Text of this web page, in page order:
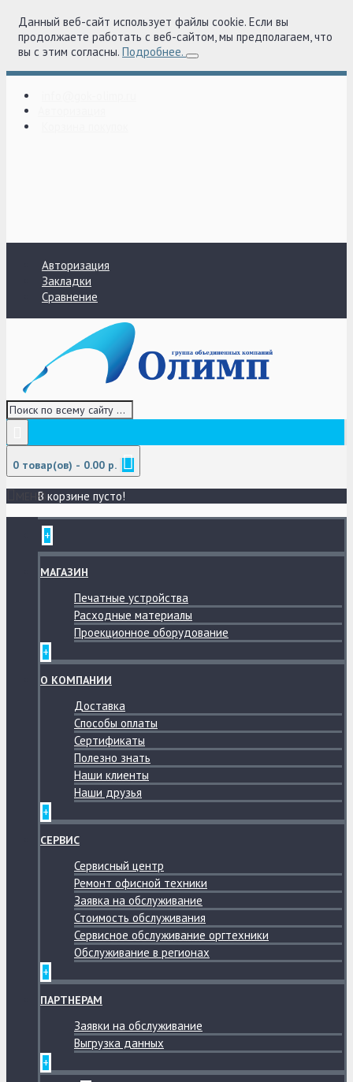
Данный веб-сайт использует файлы cookie. Если вы
продолжаете работать с веб-сайтом, мы предполагаем, что
вы с этим согласны. Подробнее.
Авторизация
Закладки
Сравнение
0 товар(ов) - 0.00 р.
В корзине пусто!
МЕНЮ
+
МАГАЗИН
Печатные устройства
Расходные материалы
Проекционное оборудование
+
О КОМПАНИИ
Доставка
Способы оплаты
Сертификаты
Полезно знать
Наши клиенты
Наши друзья
+
СЕРВИС
Сервисный центр
Ремонт офисной техники
Заявка на обслуживание
Стоимость обслуживания
Сервисное обслуживание оргтехники
Обслуживание в регионах
+
ПАРТНЕРАМ
Заявки на обслуживание
Выгрузка данных
+